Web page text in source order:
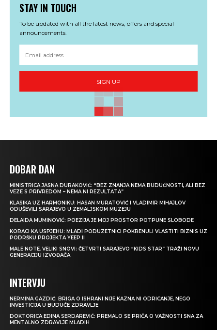
STAY IN TOUCH
To be updated with all the latest news, offers and special
announcements.
SIGN UP
DOBAR DAN
MINISTRICA JASNA DURAKOVIĆ: “BEZ ZNANJA NEMA BUDUĆNOSTI, ALI BEZ
VEZE S PRIVREDOM – NEMA NI REZULTATA”
KLASIKA UZ HARMONIKU: HASAN MURATOVIĆ I VLADIMIR MIHAJLOV
ODUŠEVILI SARAJEVO U ZEMALJSKOM MUZEJU
DELAIDA MUMINOVIĆ: POEZIJA JE MOJ PROSTOR POTPUNE SLOBODE
KORACI KA USPJEHU: MLADI PODUZETNICI POKRENULI VLASTITI BIZNIS UZ
PODRŠKU PROJEKTA YEEP II
MALE NOTE, VELIKI SNOVI: ČETVRTI SARAJEVO “KIDS STAR” TRAŽI NOVU
GENERACIJU IZVOĐAČA
INTERVJU
NERMINA GAZDIĆ: BRIGA O ISHRANI NIJE KAZNA NI ODRICANJE, NEGO
INVESTICIJA U BUDUĆE ZDRAVLJE
DOKTORICA EDINA SERDAREVIĆ: PREMALO SE PRIČA O VAŽNOSTI SNA ZA
MENTALNO ZDRAVLJE MLADIH